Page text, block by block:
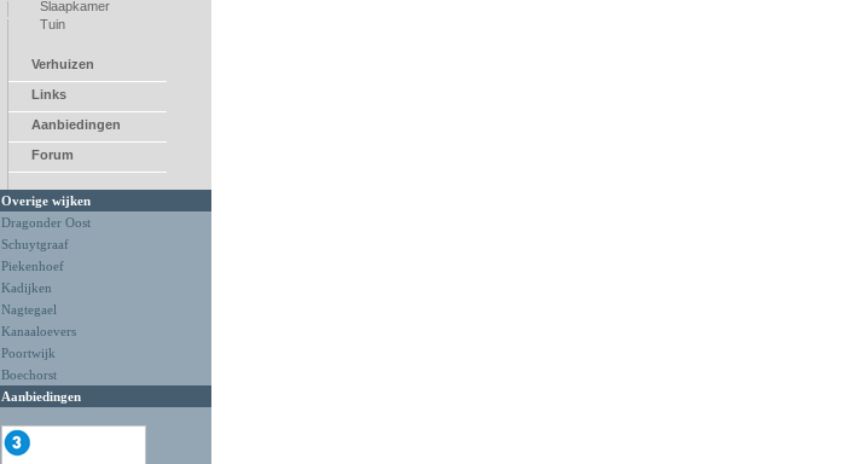
Slaapkamer
Tuin
Verhuizen
Links
Aanbiedingen
Forum
Overige wijken
Dragonder Oost
Schuytgraaf
Piekenhoef
Kadijken
Nagtegael
Kanaaloevers
Poortwijk
Boechorst
Aanbiedingen